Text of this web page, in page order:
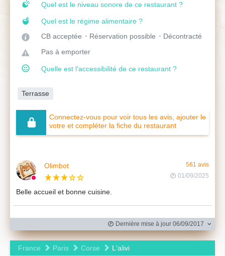
Quel est le niveau sonore de ce restaurant ?
Quel est le régime alimentaire ?
CB acceptée
Réservation possible
Décontracté
Pas à emporter
Quelle est l'accessibilité de ce restaurant ?
Terrasse
Connectez-vous pour voir tous les avis, ajouter le
votre et compléter la fiche du restaurant
Olimbot
561 avis
01/09/2025
Belle accueil et bonne cuisine.
Dernière mise à jour 06/09/2017
France Paris Corse L'alivi